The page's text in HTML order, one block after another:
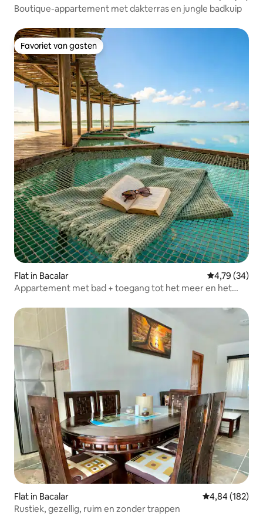
Boutique-appartement met dakterras en jungle badkuip
Favoriet van gasten
Favoriet van gasten
Flat in Bacalar Gemiddelde
4,79 (34)
Appartement met bad + toegang tot het meer en het
Flat in Bacalar Gemiddelde
4,84 (182)
Rustiek, gezellig, ruim en zonder trappen